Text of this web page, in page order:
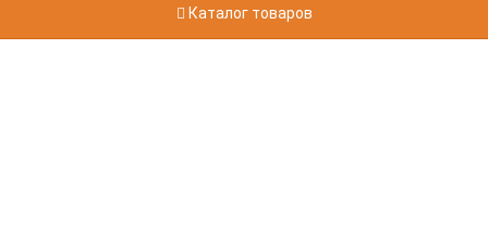
Каталог товаров